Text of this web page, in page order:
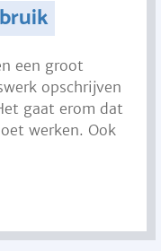
een groot
opschrijven
gaat erom dat
werken. Ook